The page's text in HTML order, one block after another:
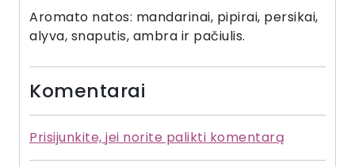
Aromato natos: mandarinai, pipirai, persikai,
alyva, snaputis, ambra ir pačiulis.
Komentarai
Prisijunkite, jei norite palikti komentarą